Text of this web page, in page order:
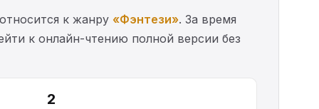
к жанру «Фэнтези». За время
к онлайн-чтению полной версии без
2